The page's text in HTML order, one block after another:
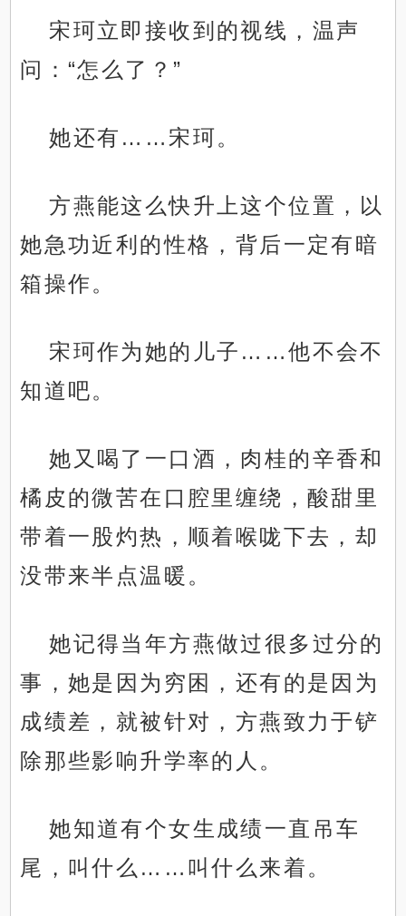
宋珂立即接收到的视线，温声
问：“怎么了？”
她还有……宋珂。
方燕能这么快升上这个位置，以
她急功近利的性格，背后一定有暗
箱操作。
宋珂作为她的儿子……他不会不
知道吧。
她又喝了一口酒，肉桂的辛香和
橘皮的微苦在口腔里缠绕，酸甜里
带着一股灼热，顺着喉咙下去，却
没带来半点温暖。
她记得当年方燕做过很多过分的
事，她是因为穷困，还有的是因为
成绩差，就被针对，方燕致力于铲
除那些影响升学率的人。
她知道有个女生成绩一直吊车
尾，叫什么……叫什么来着。